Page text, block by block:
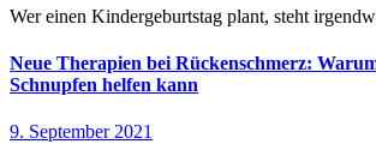
Wer einen Kindergeburtstag plant, steht
Neue Therapien bei Rückenschmerz:
Schnupfen helfen kann
9. September 2021